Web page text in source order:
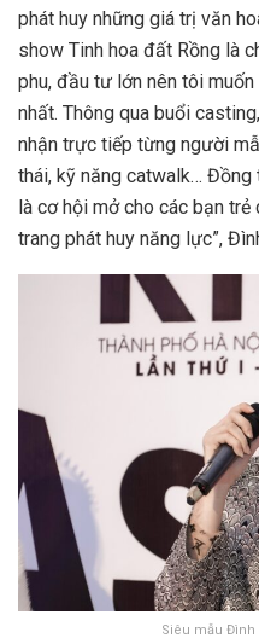
phát huy những giá trị văn
show Tinh hoa đất Rồng là
phu, đầu tư lớn nên tôi
nhất. Thông qua buổi
nhận trực tiếp từng người
thái, kỹ năng catwalk…
là cơ hội mở cho các bạn
trang phát huy năng lực”,
Siêu mẫu Đình